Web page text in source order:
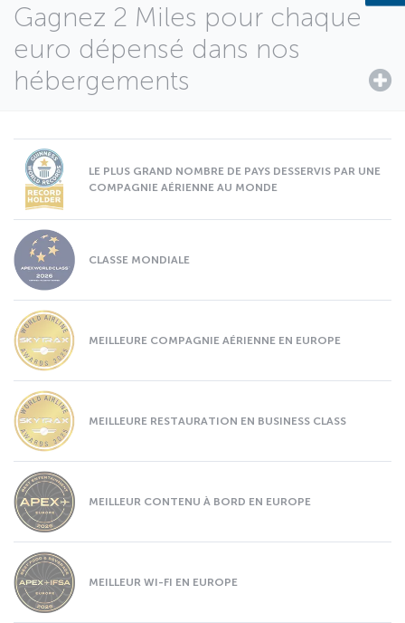
Gagnez 2 Miles pour chaque
euro dépensé dans nos
hébergements
LE PLUS GRAND NOMBRE DE PAYS DESSERVIS PAR UNE
COMPAGNIE AÉRIENNE AU MONDE
CLASSE MONDIALE
MEILLEURE COMPAGNIE AÉRIENNE EN EUROPE
MEILLEURE RESTAURATION EN BUSINESS CLASS
MEILLEUR CONTENU À BORD EN EUROPE
MEILLEUR WI-FI EN EUROPE